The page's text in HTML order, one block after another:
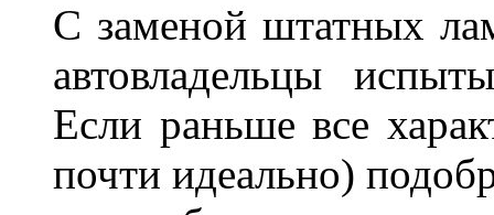
С заменой штатных
автовладельцы
Если раньше все
почти идеально)